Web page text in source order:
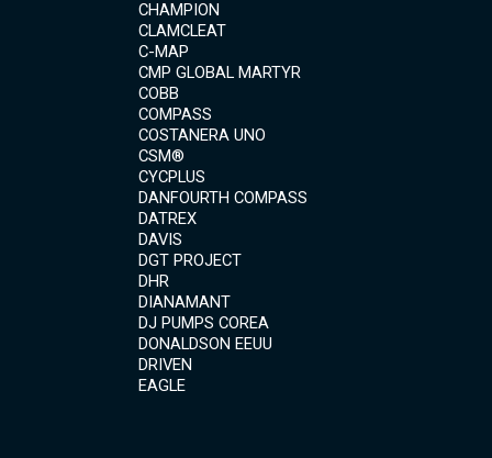
CHAMPION
CLAMCLEAT
C-MAP
CMP GLOBAL MARTYR
COBB
COMPASS
COSTANERA UNO
CSM®
CYCPLUS
DANFOURTH COMPASS
DATREX
DAVIS
DGT PROJECT
DHR
DIANAMANT
DJ PUMPS COREA
DONALDSON EEUU
DRIVEN
EAGLE